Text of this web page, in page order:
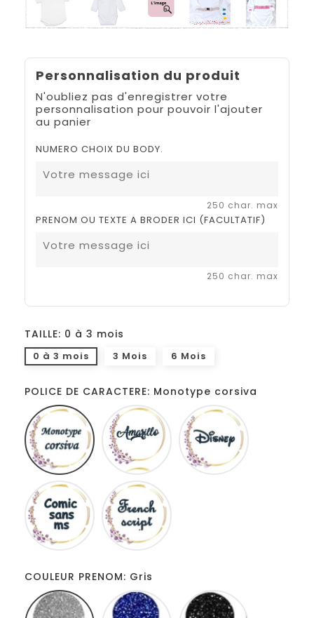
Personnalisation du produit
N'oubliez pas d'enregistrer votre
personnalisation pour pouvoir l'ajouter
au panier
NUMERO CHOIX DU BODY.
250 char. max
PRENOM OU TEXTE A BRODER ICI (FACULTATIF)
250 char. max
TAILLE: 0 à 3 mois
0 à 3 mois 3 Mois 6 Mois
POLICE DE CARACTERE: Monotype corsiva
Monotype
corsiva
Amarillo
Comic
sans
ms
COULEUR PRENOM: Gris
Bleu